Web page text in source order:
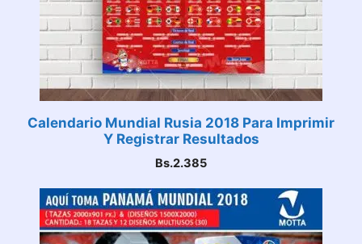
Calendario Mundial Rusia 2018 Para Imprimir
Y Registrar Resultados
Bs.2.385